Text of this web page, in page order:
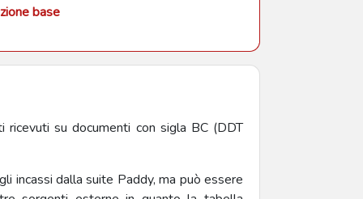
base
ricevuti su documenti con sigla BC (DDT
incassi dalla suite Paddy, ma può essere